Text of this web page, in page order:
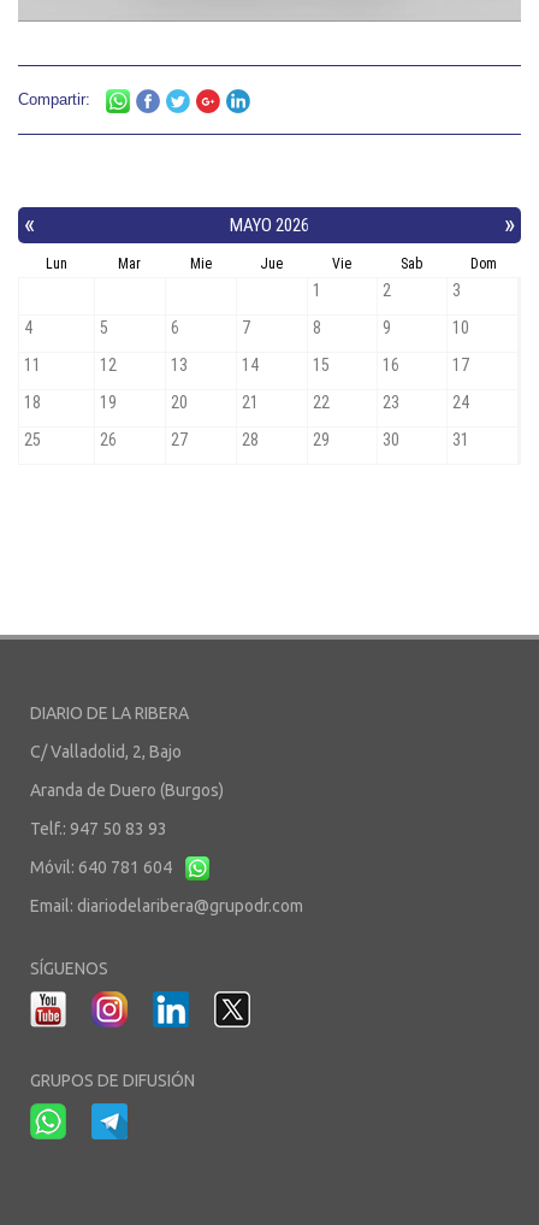
Compartir:
DIARIO DE LA RIBERA
C/ Valladolid, 2, Bajo
Aranda de Duero (Burgos)
Telf.: 947 50 83 93
Móvil: 640 781 604
Email: diariodelaribera@grupodr.com
SÍGUENOS
GRUPOS DE DIFUSIÓN